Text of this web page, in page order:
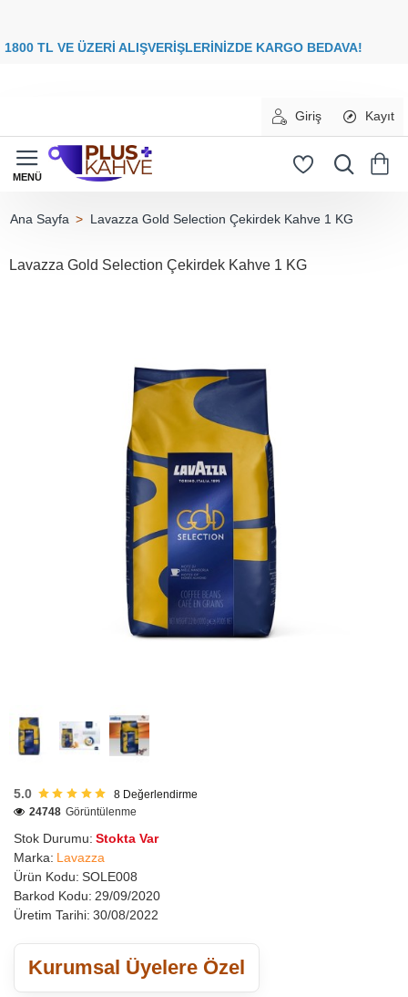
00 TL VE ÜZERİ ALIŞVERİŞLERİNİZDE KARGO
Giriş Kayıt
Lavazza Gold Selection Çekirdek Kahve 1 KG
Lavazza Gold Selection Çekirdek Kahve 1 KG
5.0 8 Değerlendirme
Stok Durumu: Stokta Var
Marka: Lavazza
Ürün Kodu: SOLE008
Barkod Kodu: 29/09/2020
Üretim Tarihi: 30/08/2022
24748 Görüntülenme
Kurumsal Üyelere Özel